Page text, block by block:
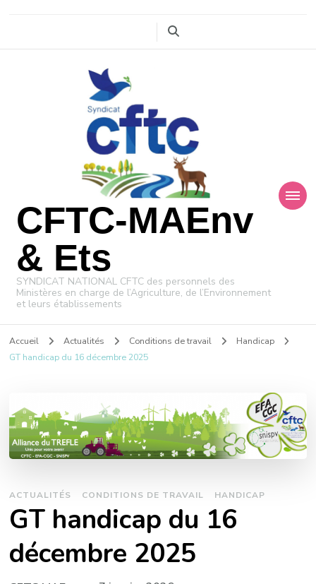
CFTC-MAEnv
& Ets
SYNDICAT NATIONAL CFTC des personnels des
Ministères en charge de l’Agriculture, de l’Environnement
et leurs établissements
Accueil Actualités Conditions de travail
Handicap
GT handicap du 16 décembre 2025
ACTUALITÉS CONDITIONS DE TRAVAIL HANDICAP
GT handicap du 16
décembre 2025